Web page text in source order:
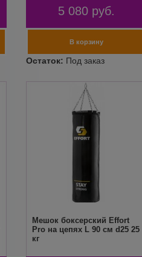
5 080 руб.
Мешок боксерский Effort
Pro на цепях L 90 см d25 25
кг